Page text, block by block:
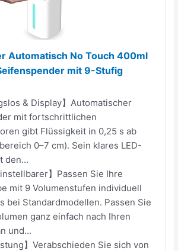
Automatisch No Touch 400ml
mit 9-Stufig
& Display】Automatischer
mit fortschrittlichen
gibt Flüssigkeit in 0,25 s ab
0–7 cm). Sein klares LED-
den...
】Passen Sie Ihre
mit 9 Volumenstufen individuell
bei Standardmodellen. Passen Sie
ganz einfach nach Ihren
und...
】Verabschieden Sie sich von